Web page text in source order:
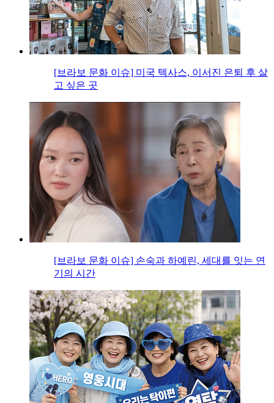
[브라보 문화 이슈] 미국 텍사스, 이서진 은퇴 후 살
고 싶은 곳
[브라보 문화 이슈] 손숙과 하예린, 세대를 잇는 연
기의 시간